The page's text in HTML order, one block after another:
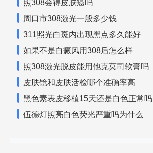
照308会得皮肤癌吗
周口市308激光一般多少钱
311照光白斑内出现黑点多久能好
如果不是白癜风用308后怎么样
照308激光脱皮能用他克莫司软膏吗
皮肤镜和皮肤活检哪个准确率高
黑色素表皮移植15天还是白色正常吗
伍德灯照亮白色荧光严重吗为什么